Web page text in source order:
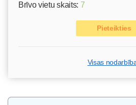
Brīvo vietu skaits: 7
Pieteikties
Visas